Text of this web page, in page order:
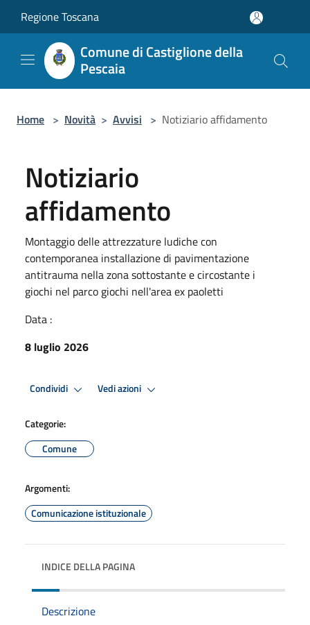
Regione Toscana
Comune di Castiglione della
Pescaia
Home > Novità > Avvisi > Notiziario affidamento
Notiziario
affidamento
Montaggio delle attrezzature ludiche con
contemporanea installazione di pavimentazione
antitrauma nella zona sottostante e circostante i
giochi nel parco giochi nell'area ex paoletti
Data :
8 luglio 2026
Condividi Vedi azioni
Categorie:
Comune
Argomenti:
Comunicazione istituzionale
INDICE DELLA PAGINA
Descrizione